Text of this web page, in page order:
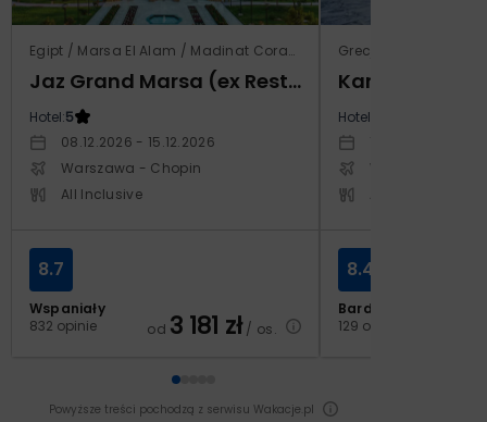
Egipt / Marsa El Alam / Madinat Coraya
Jaz Grand Marsa (ex Resta Grand Resort)
Hotel:5
08.12.2026 - 15.12.2026
Warszawa - Chopin
All Inclusive
Wspaniały
832 opinie
8.7
od 3 181 zł/ os.
Grecja / Samos /
Kampos
Hotel:
Warszawa -
Bardzo dobry
129 opinii
8.4
Powyższe treści pochodzą z serwisu Wakacje.pl